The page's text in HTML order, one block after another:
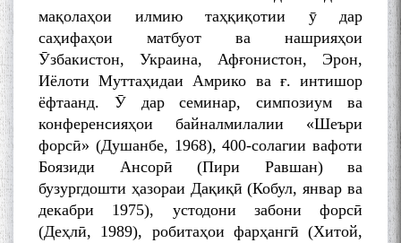
мақолаҳои илмию таҳқиқотии ӯ дар
саҳифаҳои матбуот ва нашрияҳои
Ӯзбакистон, Украина, Афғонистон, Эрон,
Иёлоти Муттаҳидаи Амрико ва ғ. интишор
ёфтаанд. Ӯ дар семинар, симпозиум ва
конференсияҳои байналмилалии «Шеъри
форсӣ» (Душанбе, 1968), 400-солагии вафоти
Боязиди Ансорӣ (Пири Равшан) ва
бузургдошти ҳазораи Дақиқӣ (Кобул, январ ва
декабри 1975), устодони забони форсӣ
(Деҳлӣ, 1989), робитаҳои фарҳангӣ (Хитой,